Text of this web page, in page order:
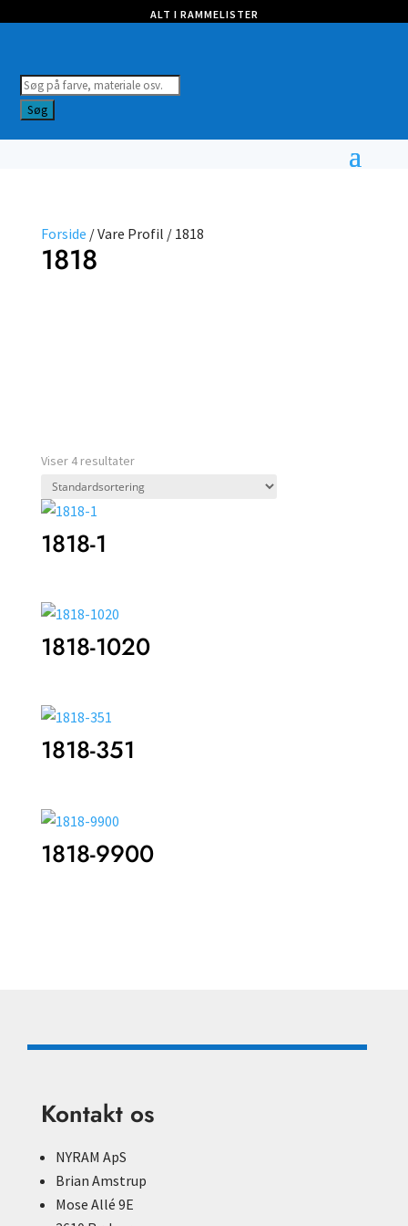
ALT I RAMMELISTER
Products
search
Søg
Forside / Vare Profil / 1818
1818
Viser 4 resultater
1818-1
1818-1020
1818-351
1818-9900
Kontakt os
NYRAM ApS
Brian Amstrup
Mose Allé 9E